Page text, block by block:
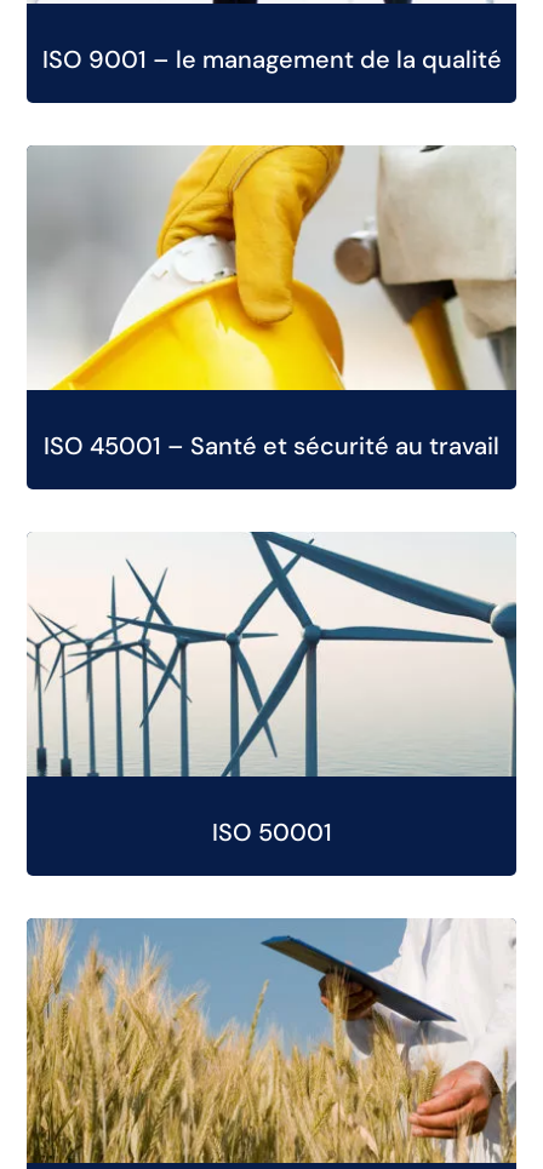
ISO 9001 – le management de la qualité
ISO 45001 – Santé et sécurité au travail
ISO 50001